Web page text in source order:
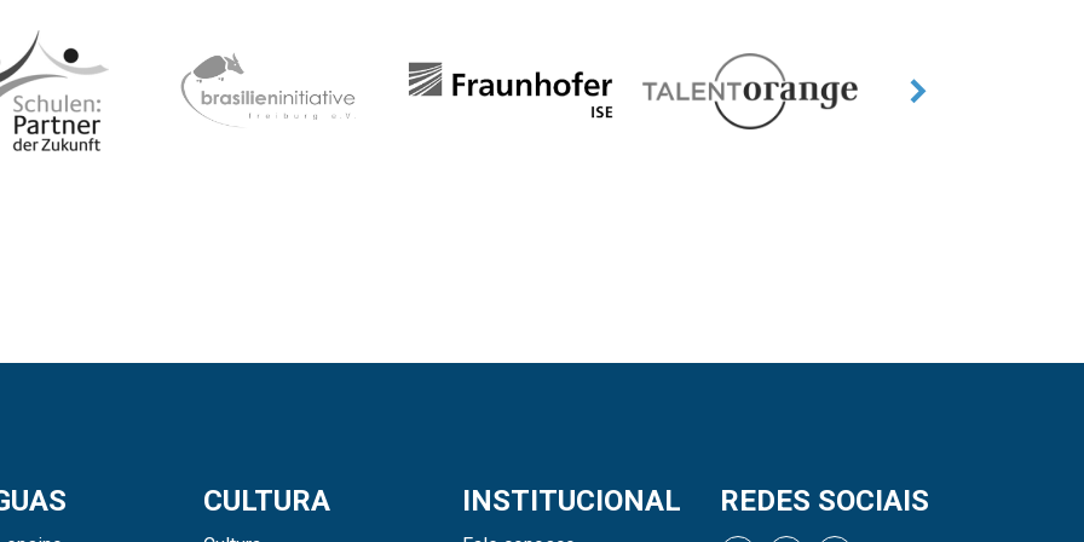
CULTURA INSTITUCIONAL REDES SOCIAIS